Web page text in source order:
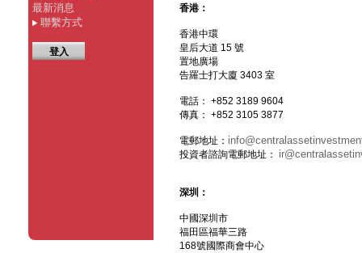
最新消息
聯繫方式
登入
香港：
香港中環
皇后大道 15 號
置地廣場
告羅士打大廈 3403 室
電話： +852 3189 9604
傳真： +852 3105 3877
電郵地址：
投資者諮詢電郵地址：
深圳：
中國深圳市
福田區福華三路
168號國際商會中心